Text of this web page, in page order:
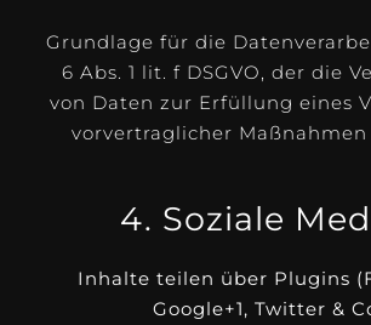
Grundlage für die
6 Abs. 1 lit. f DSGVO, der die
von Daten zur Erfüllung eines
vorvertraglicher
4. Soziale
Inhalte teilen über Plugins
Google+1, Twitter &